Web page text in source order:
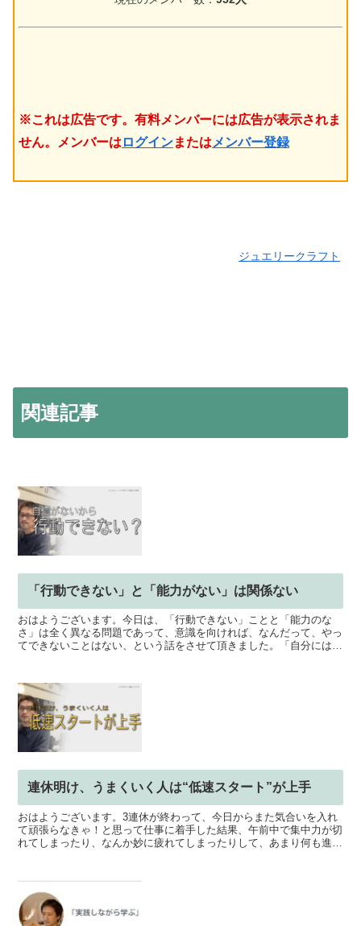
※これは広告です。有料メンバーには広告が表示されま
せん。メンバーは ログインまたは メンバー登録
ジュエリークラフト
関連記事
「行動できない」と「能力がない」は関係ない
おはようございます。今日は、「行動できない」ことと「能力のな
さ」は全く異なる問題であって、意識を向ければ、なんだって、やっ
てできないことはない、という話をさせて頂きました。「自分にはで
連休明け、うまくいく人は“低速スタート”が上手
おはようございます。3連休が終わって、今日からまた気合いを入れ
て頑張らなきゃ！と思って仕事に着手した結果、午前中で集中力が切
れてしまったり、なんか妙に疲れてしまったりして、あまり何も進ま